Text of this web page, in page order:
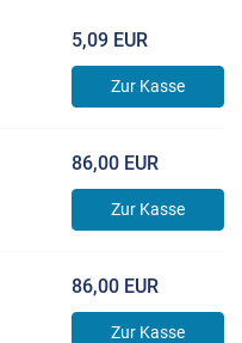
5,09 EUR
Zur Kasse
86,00 EUR
Zur Kasse
86,00 EUR
Zur Kasse